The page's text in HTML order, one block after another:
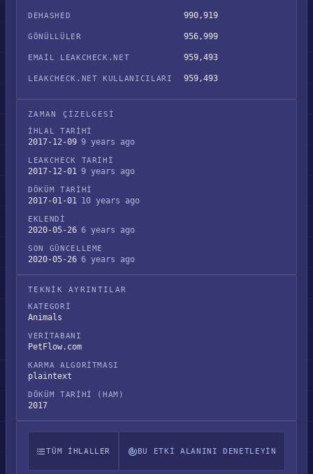
DEHASHED 990,919
GÖNÜLLÜLER 956,999
EMAIL LEAKCHECK.NET 959,493
LEAKCHECK.NET KULLANICILARI 959,493
ZAMAN ÇIZELGESI
İHLAL TARIHI
2017-12-09 9 years ago
LEAKCHECK TARIHI
2017-12-01 9 years ago
DÖKÜM TARIHI
2017-01-01 10 years ago
EKLENDI
2020-05-26 6 years ago
SON GÜNCELLEME
2020-05-26 6 years ago
TEKNIK AYRINTILAR
KATEGORI
Animals
VERITABANI
PetFlow.com
KARMA ALGORITMASI
plaintext
DÖKÜM TARIHI (HAM)
2017
TÜM IHLALLER BU ETKI ALANINI DENETLEYIN